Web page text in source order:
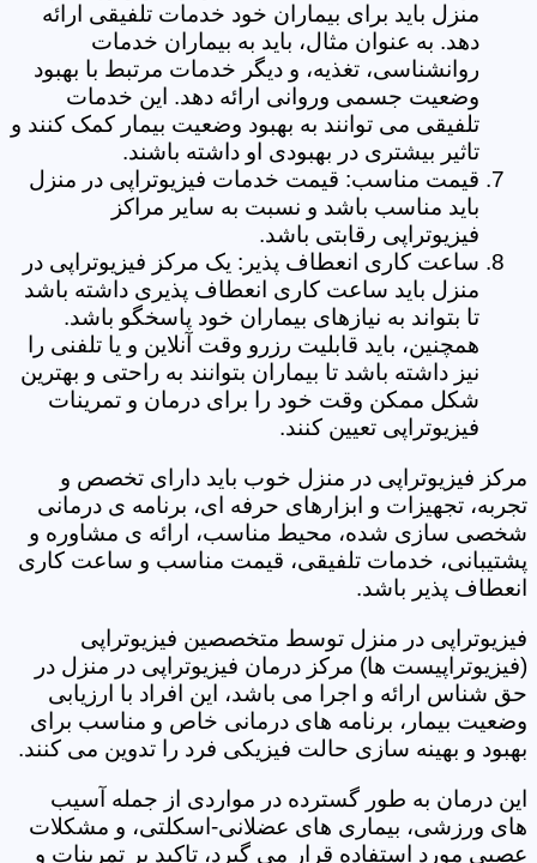
منزل باید برای بیماران خود خدمات تلفیقی ارائه
دهد. به عنوان مثال، باید به بیماران خدمات
روانشناسی، تغذیه، و دیگر خدمات مرتبط با بهبود
وضعیت جسمی وروانی ارائه دهد. این خدمات
تلفیقی می توانند به بهبود وضعیت بیمار کمک کنند و
تاثیر بیشتری در بهبودی او داشته باشند.
قیمت مناسب: قیمت خدمات فیزیوتراپی در منزل
باید مناسب باشد و نسبت به سایر مراکز
فیزیوتراپی رقابتی باشد.
ساعت کاری انعطاف پذیر: یک مرکز فیزیوتراپی در
منزل باید ساعت کاری انعطاف پذیری داشته باشد
تا بتواند به نیازهای بیماران خود پاسخگو باشد.
همچنین، باید قابلیت رزرو وقت آنلاین و یا تلفنی را
نیز داشته باشد تا بیماران بتوانند به راحتی و بهترین
شکل ممکن وقت خود را برای درمان و تمرینات
فیزیوتراپی تعیین کنند.
مرکز فیزیوتراپی در منزل خوب باید دارای تخصص و
تجربه، تجهیزات و ابزارهای حرفه ای، برنامه ی درمانی
شخصی سازی شده، محیط مناسب، ارائه ی مشاوره و
پشتیبانی، خدمات تلفیقی، قیمت مناسب و ساعت کاری
انعطاف پذیر باشد.
فیزیوتراپی در منزل توسط متخصصین فیزیوتراپی
(فیزیوتراپیست ها) مرکز درمان فیزیوتراپی در منزل در
حق شناس ارائه و اجرا می باشد، این افراد با ارزیابی
وضعیت بیمار، برنامه های درمانی خاص و مناسب برای
بهبود و بهینه سازی حالت فیزیکی فرد را تدوین می کنند.
این درمان به طور گسترده در مواردی از جمله آسیب
های ورزشی، بیماری های عضلانی-اسکلتی، و مشکلات
عصبی مورد استفاده قرار می گیرد، تاکید بر تمرینات و